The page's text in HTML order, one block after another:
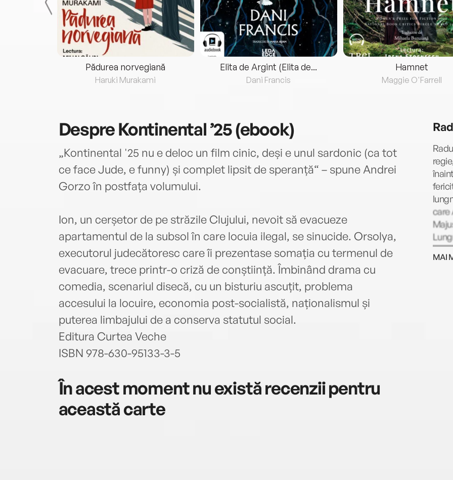
Pădurea norvegiană
Haruki Murakami
Elita de Argint (Elita de...
Dani Francis
Hamnet
Maggie O'Farrell
DespreKontinental ’25 (ebook)
„Kontinental '25 nu e deloc un film cinic, deși e unul sardonic (ca tot
ce face Jude, e funny) și complet lipsit de speranță“ – spune Andrei
Gorzo în postfața volumului.
Ion, un cerșetor de pe străzile Clujului, nevoit să evacueze
apartamentul de la subsol în care locuia ilegal, se sinucide. Orsolya,
executorul judecătoresc care îi prezentase somația cu termenul de
evacuare, trece printr-o criză de conștiință. Îmbinând drama cu
comedia, scenariul disecă, cu un bisturiu ascuțit, problema
accesului la locuire, economia post-socialistă, naționalismul și
puterea limbajului de a conserva statutul social.
Editura Curtea Veche
ISBN 978-630-95133-3-5
În acest moment nu există recenzii pentru
această carte
care
MAI